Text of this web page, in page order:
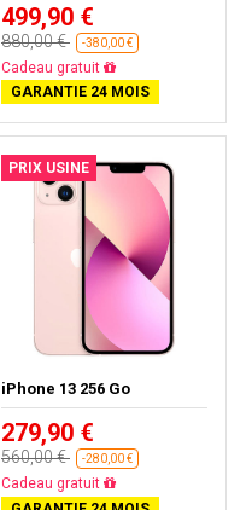
499,90 €
880,00 € -380,00 €
Livraison gratuite
GARANTIE 24 MOIS
PRIX USINE
iPhone 13 256 Go
279,90 €
560,00 € -280,00 €
Livraison gratuite